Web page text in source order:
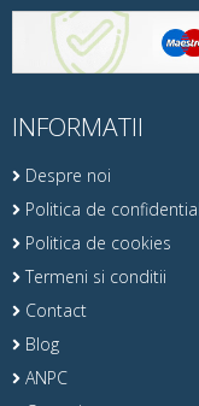
INFORMATII
Despre noi
Politica de
Politica de cookies
Termeni si conditii
Contact
Blog
ANPC